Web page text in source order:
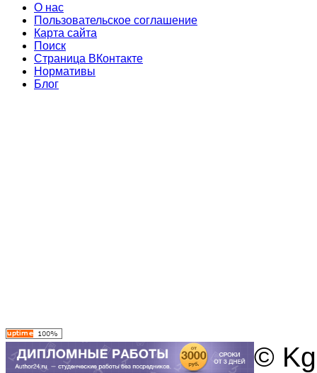
О нас
Пользовательское соглашение
Карта сайта
Поиск
Страница ВКонтакте
Нормативы
Блог
©